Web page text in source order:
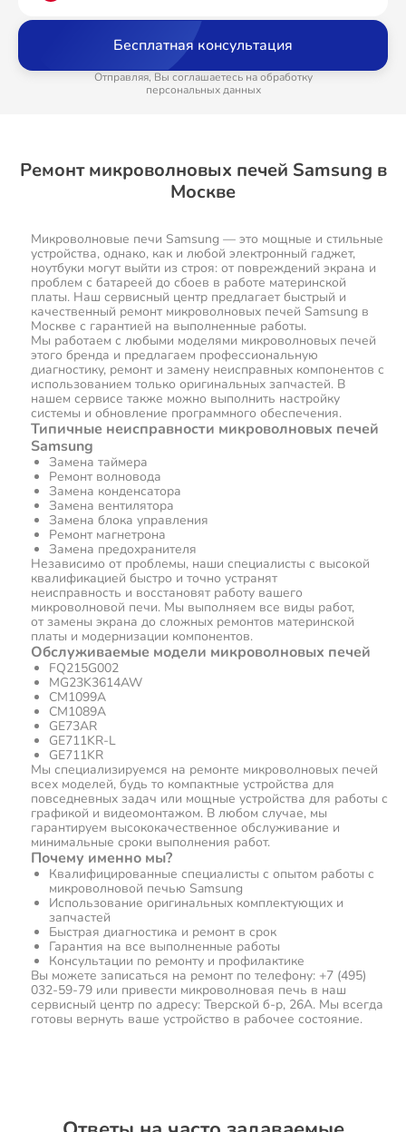
Бесплатная консультация
Отправляя, Вы соглашаетесь на обработку
персональных данных
Ремонт микроволновых печей Samsung в
Москве
Микроволновые печи Samsung — это мощные и стильные
устройства, однако, как и любой электронный гаджет,
ноутбуки могут выйти из строя: от повреждений экрана и
проблем с батареей до сбоев в работе материнской
платы. Наш сервисный центр предлагает быстрый и
качественный ремонт микроволновых печей Samsung в
Москве с гарантией на выполненные работы.
Мы работаем с любыми моделями микроволновых печей
этого бренда и предлагаем профессиональную
диагностику, ремонт и замену неисправных компонентов с
использованием только оригинальных запчастей. В
нашем сервисе также можно выполнить настройку
системы и обновление программного обеспечения.
Типичные неисправности микроволновых печей
Samsung
Замена таймера
Ремонт волновода
Замена конденсатора
Замена вентилятора
Замена блока управления
Ремонт магнетрона
Замена предохранителя
Независимо от проблемы, наши специалисты с высокой
квалификацией быстро и точно устранят
неисправность и восстановят работу вашего
микроволновой печи. Мы выполняем все виды работ,
от замены экрана до сложных ремонтов материнской
платы и модернизации компонентов.
Обслуживаемые модели микроволновых печей
FQ215G002
MG23K3614AW
CM1099A
CM1089A
GE73AR
GE711KR-L
GE711KR
Мы специализируемся на ремонте микроволновых печей
всех моделей, будь то компактные устройства для
повседневных задач или мощные устройства для работы с
графикой и видеомонтажом. В любом случае, мы
гарантируем высококачественное обслуживание и
минимальные сроки выполнения работ.
Почему именно мы?
Квалифицированные специалисты с опытом работы с
микроволновой печью Samsung
Использование оригинальных комплектующих и
запчастей
Быстрая диагностика и ремонт в срок
Гарантия на все выполненные работы
Консультации по ремонту и профилактике
Вы можете записаться на ремонт по телефону: +7 (495)
032-59-79 или привести микроволновая печь в наш
сервисный центр по адресу: Тверской б-р, 26А. Мы всегда
готовы вернуть ваше устройство в рабочее состояние.